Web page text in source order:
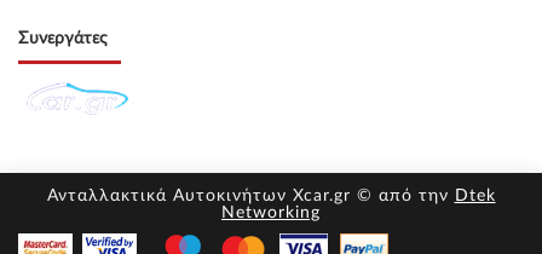
Συνεργάτες
Ανταλλακτικά Αυτοκινήτων Xcar.gr © από την Dtek
Networking